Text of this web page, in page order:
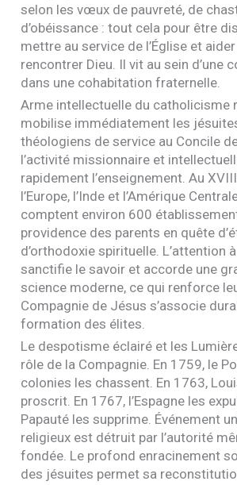
selon les vœux de pauvreté, de
d’obéissance : tout cela pour être
mettre au service de l’Église et
rencontrer Dieu. Il vit au sein d’une
dans une cohabitation fraternelle.
Arme intellectuelle du catholicisme
mobilise immédiatement les
théologiens de service au Concile
l’activité missionnaire et
rapidement l’enseignement. AuXVIII
l’Europe, l’Inde et l’Amérique
comptent environ 600
providence des parents en quête
d’orthodoxie spirituelle. L’attention
sanctifie le savoir et accorde une
science moderne, ce qui renforce
Compagnie de Jésus s’associe
formation des élites.
Le despotisme éclairé et les
rôle de la Compagnie. En 1759, le
colonies les chassent. En 1763,
proscrit. En 1767, l’Espagne les
Papauté les supprime. Événement
religieux est détruit par l’autorité
fondée. Le profond enracinement
des jésuites permet sa